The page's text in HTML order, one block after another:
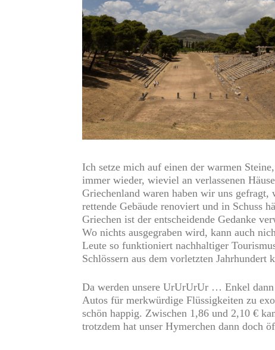
Ich setze mich auf einen der warmen
immer wieder, wieviel an verlassenen
Griechenland waren haben wir uns gefragt,
rettende Gebäude renoviert und in Schuss
Griechen ist der entscheidende Gedanke
Wo nichts ausgegraben wird, kann auch
Leute so funktioniert nachhaltiger
Schlössern aus dem vorletzten Jahrhundert
Da werden unsere UrUrUrUr … Enkel dann
Autos für merkwürdige Flüssigkeiten zu
schön happig. Zwischen 1,86 und 2,10 €
trotzdem hat unser Hymerchen dann doch